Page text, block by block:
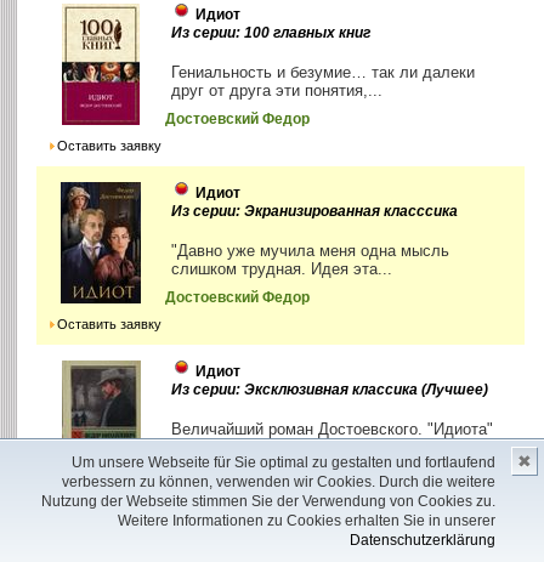
Um unsere Webseite für Sie optimal zu gestalten und fortlaufend
verbessern zu können, verwenden wir Cookies. Durch die weitere
Nutzung der Webseite stimmen Sie der Verwendung von Cookies zu.
Weitere Informationen zu Cookies erhalten Sie in unserer
Datenschutzerklärung
✖
Идиот
Из серии: 100 главных книг
Гениальность и безумие… так ли далеки
друг от друга эти понятия,...
Достоевский Федор
Оставить заявку
Идиот
Из серии: Экранизированная класссика
"Давно уже мучила меня одна мысль
слишком трудная. Идея эта...
Достоевский Федор
Оставить заявку
Идиот
Из серии: Эксклюзивная классика (Лучшее)
Величайший роман Достоевского. "Идиота"
постановщики от Индии до...
Достоевский Фёдор
Оставить заявку